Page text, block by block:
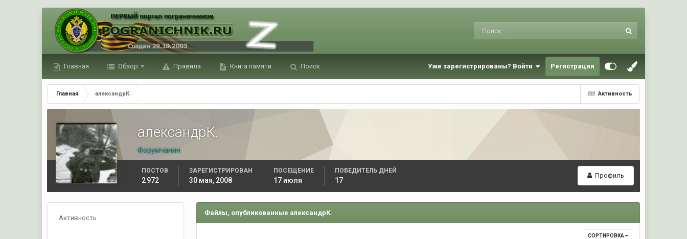
Главная Обзор Правила Книга памяти Поиск Уже зарегистрированы? Войти Регистрация
Активность
Главная александрК.
александрК.
Форумчанин
Профиль
ПОСТОВ
2 972
ЗАРЕГИСТРИРОВАН
30 мая, 2008
ПОСЕЩЕНИЕ
17 июля
ПОБЕДИТЕЛЬ ДНЕЙ
17
Активность
Файлы, опубликованные александрК.
СОРТИРОВКА